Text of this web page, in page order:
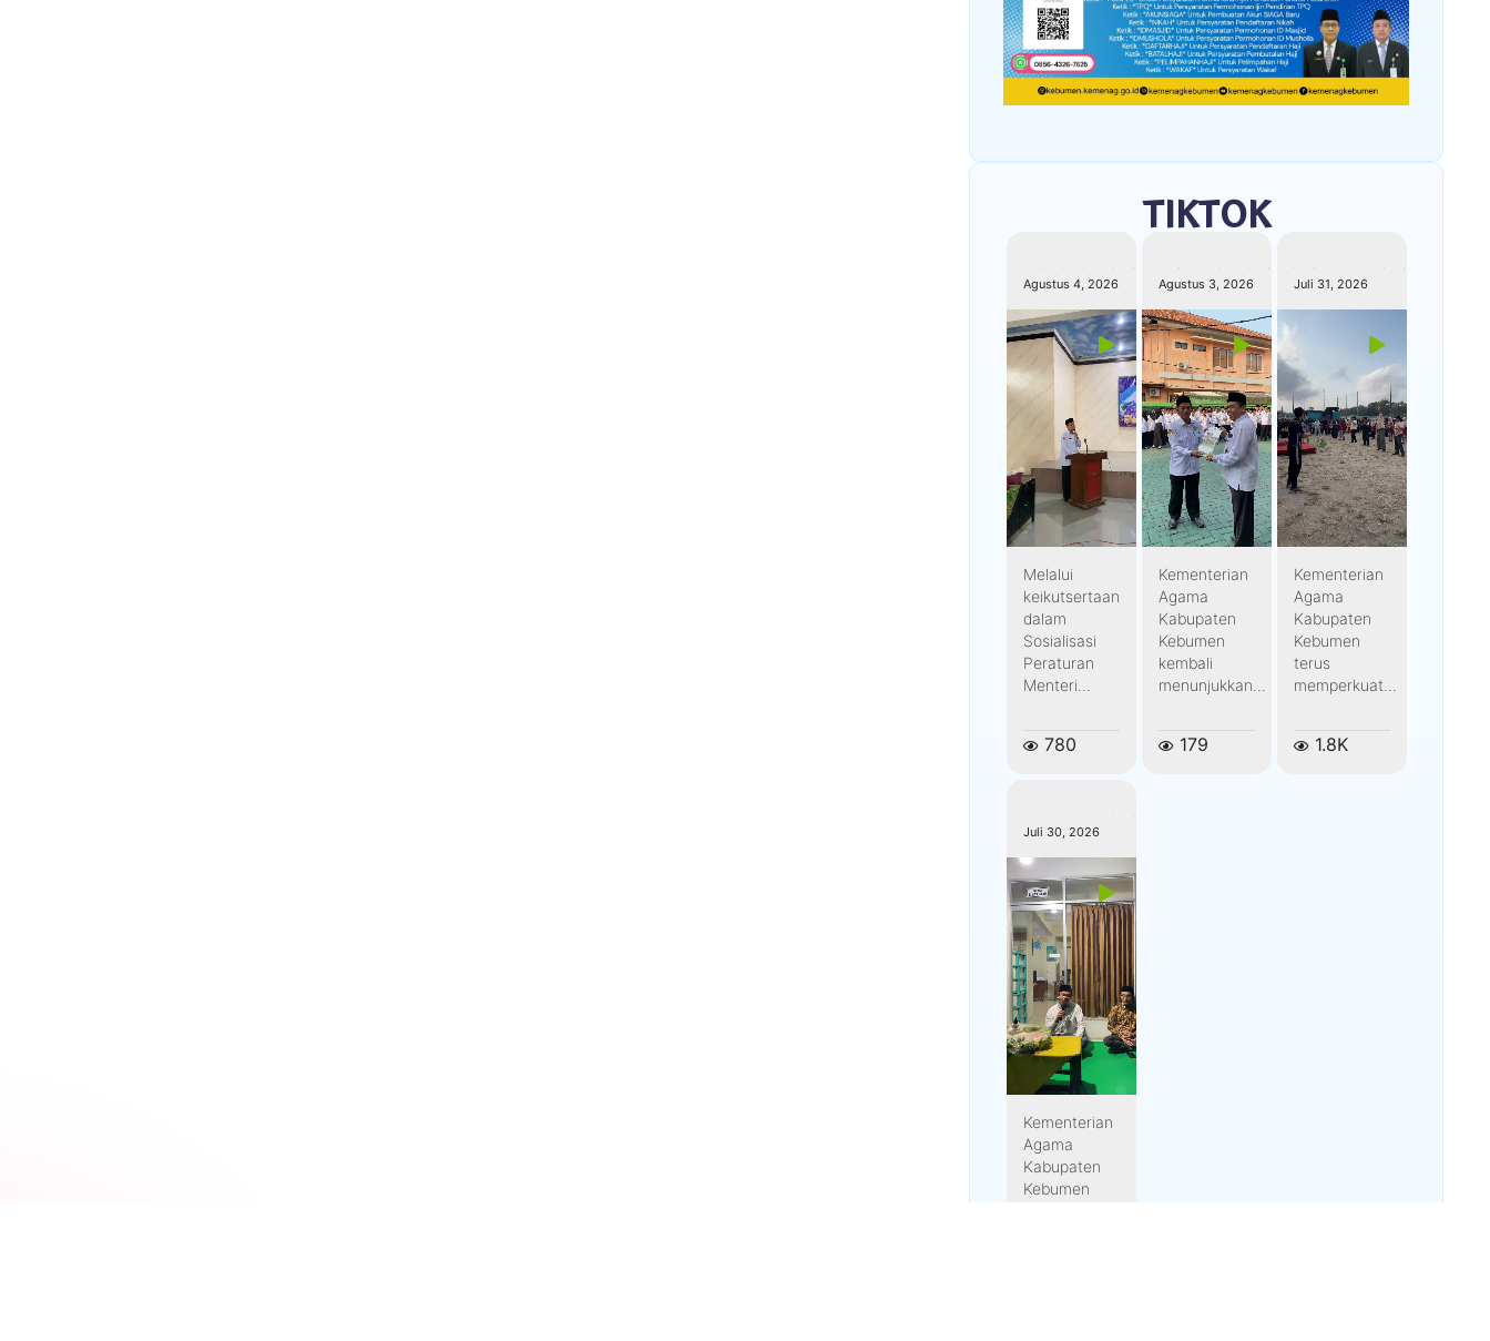
TIKTOK
Agustus 4, 2026
Melalui
keikutsertaan
dalam
Sosialisasi
Peraturan
Menteri...
780
Agustus 3, 2026
Kementerian
Agama
Kabupaten
Kebumen
kembali
menunjukkan...
179
Juli 31, 2026
Kementerian
Agama
Kabupaten
Kebumen
terus
memperkuat...
1.8K
Juli 30, 2026
Kementerian
Agama
Kabupaten
Kebumen